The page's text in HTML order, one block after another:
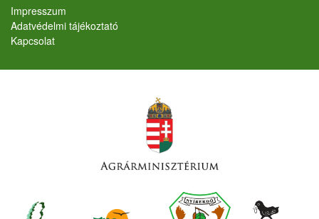
Lábléc
Impresszum
Adatvédelmi tájékoztató
Kapcsolat